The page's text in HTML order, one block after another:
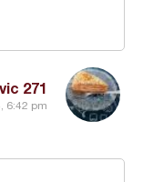
271
6:42 pm